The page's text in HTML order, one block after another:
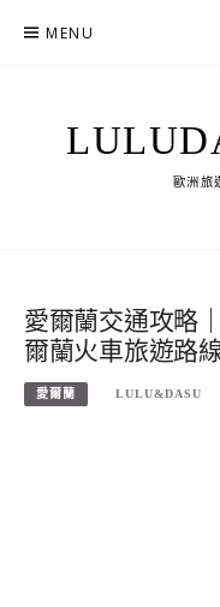
MENU
歐洲旅
愛爾蘭交通攻略
爾蘭火車旅遊路
愛爾蘭 LULU&DASU